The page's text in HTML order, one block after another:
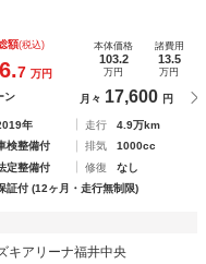
額(税込)
7 万円
本体価格
103.2
万円
諸費用
13.5
万円
ン 月々 17,600 円
年 走行
4.9万km
検整備付 排気
1000cc
定整備付 修復
なし
証付 (12ヶ月・走行無制限)
アリーナ福井中央